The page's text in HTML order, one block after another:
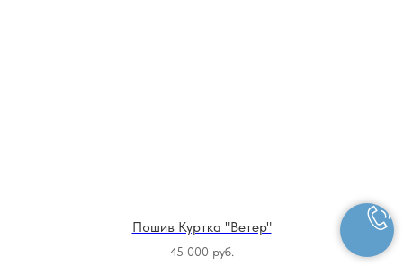
Пошив Куртка "Ветер"
45 000 руб.